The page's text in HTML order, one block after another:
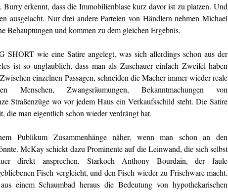
erkennt, dass die Immobilienblase kurz davor ist zu platzen. Und
ausgelacht. Nur drei andere Parteien von Händlern nehmen Michael
Behauptungen und kommen zu dem gleichen Ergebnis.
wie eine Satire angelegt, was sich allerdings schon aus der
ist so unglaublich, dass man als Zuschauer einfach Zweifel haben
einzelnen Passagen, schneiden die Macher immer wieder reale
Menschen, Zwangsräumungen, Bekanntmachungen von
Straßenzüge wo vor jedem Haus ein Verkaufsschild steht. Die Satire
man eigentlich schon wieder verdrängt hat.
Publikum Zusammenhänge näher, wenn man schon an den
McKay schickt dazu Prominente auf die Leinwand, die sich selbst
direkt ansprechen. Starkoch Anthony Bourdain, der faule
Fisch vergleicht, und den Fisch wieder zu Frischware macht.
einem Schaumbad heraus die Bedeutung von hypothekarischen